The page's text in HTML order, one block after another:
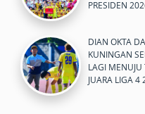
PRESIDEN
DIAN OKTA
KUNINGAN
LAGI MENUJU
JUARA LIGA